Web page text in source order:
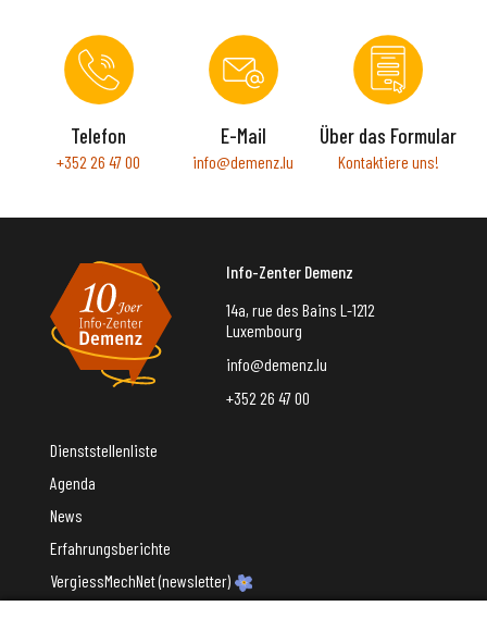
Telefon
+352 26 47 00
E-Mail
info@demenz.lu
Über das Formular
Kontaktiere uns!
Info-Zenter Demenz
14a, rue des Bains L-1212
Luxembourg
info@demenz.lu
+352 26 47 00
Dienststellenliste
Agenda
News
Erfahrungsberichte
VergiessMechNet (newsletter)